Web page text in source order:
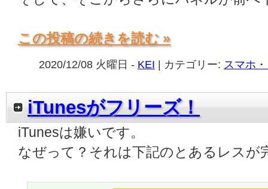
この投稿の続きを読む »
2020/12/08 火曜日 - KEI | カテゴリー: スマホ
iTunesがフリーズ！
iTunesは嫌いです。
なぜって？それは下記のとあるレスが